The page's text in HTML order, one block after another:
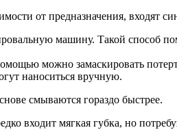
от предназначения, входят
машину. Такой способ
можно замаскировать
наноситься вручную.
смываются гораздо быстрее.
входит мягкая губка, но